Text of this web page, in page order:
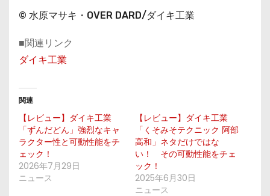
© 水原マサキ・OVER DARD/ダイキ工業
■関連リンク
ダイキ工業
関連
【レビュー】ダイキ工業
「ずんだどん」強烈なキャ
ラクター性と可動性能をチ
ェック！
2026年7月29日
ニュース
【レビュー】ダイキ工業
「くそみそテクニック 阿部
高和」ネタだけではな
い！ その可動性能をチェ
ック！
2025年6月30日
ニュース